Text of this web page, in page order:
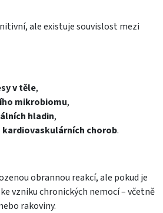
ale existuje souvislost mezi
v těle,
mikrobiomu,
hladin,
kardiovaskulárních chorob.
obrannou reakcí, ale pokud je
vzniku chronických nemocí – včetně
rakoviny.